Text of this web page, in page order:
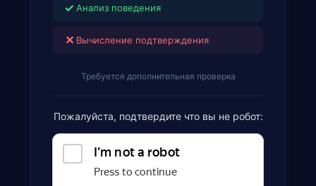
✓ Анализ поведения
✕ Вычисление подтверждения
Требуется дополнительная проверка
Пожалуйста, подтвердите что вы не робот: